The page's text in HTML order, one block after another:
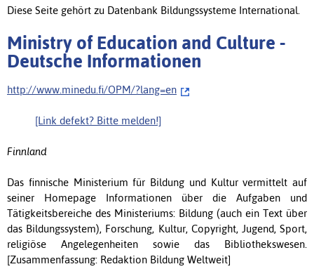
Diese Seite gehört zu Datenbank Bildungssysteme International.
Ministry of Education and Culture -
Deutsche Informationen
http://www.minedu.fi/OPM/?lang=en
[Link defekt? Bitte melden!]
Finnland
Das finnische Ministerium für Bildung und Kultur vermittelt auf
seiner Homepage Informationen über die Aufgaben und
Tätigkeitsbereiche des Ministeriums: Bildung (auch ein Text über
das Bildungssystem), Forschung, Kultur, Copyright, Jugend, Sport,
religiöse Angelegenheiten sowie das Bibliothekswesen.
[Zusammenfassung: Redaktion Bildung Weltweit]